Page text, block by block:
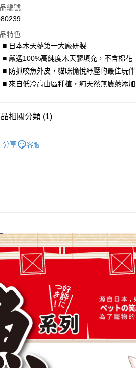
卡一次付款
口支付
付
到付款
送方式
筆NT$80，滿NT$799(含以上)免運費
編號
特色
■ 日本木天蓼第一大廠研製
■ 嚴選100%高純度木天蓼填充，不含棉花
■ 防抓咬魚外皮，貓咪愉悅紓壓的最佳玩伴
■ 來自低冷高山區種植，純天然無農藥添加
相關分類 (1)
分享
客服